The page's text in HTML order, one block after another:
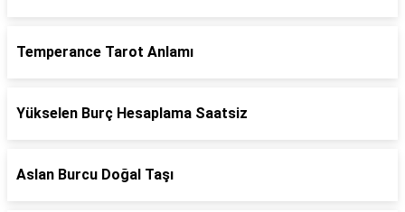
Temperance Tarot Anlamı
Yükselen Burç Hesaplama Saatsiz
Aslan Burcu Doğal Taşı